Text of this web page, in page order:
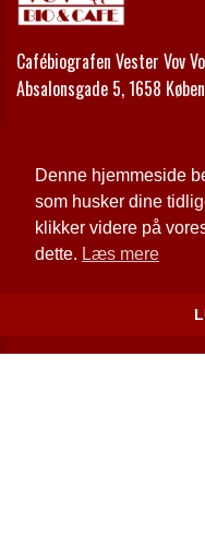
Denne hjemmeside
som husker dine
klikker videre på
dette. Læs mere
Cafébiografen Vester Vov
Absalonsgade 5, 1658
Email:
Cookie- og privatlivspolitik